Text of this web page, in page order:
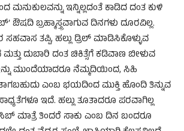
ಮನುಕುಲವನ್ನು ಇನ್ನಿಲ್ಲದಂತೆ ಕಾಡಿದ ದಂತ ಕುಳಿ
ಔಷದಿ ಬ್ರಹ್ಮಾಸ್ತ್ರವಾಗುವ ದಿನಗಳು ದೂರವಿಲ್ಲ.
ಸಹವಾಸ ತಪ್ಪಿ, ಹಲ್ಲು ಡ್ರಿಲ್ ಮಾಡಿಸಿಕೊಳ್ಳುವ
ದುಬಾರಿ ದಂತ ಚಿಕಿತ್ಸೆಗೆ ಕಡಿವಾಣ ಬೀಳುವ
ಮುಂದೆಯಾದರೂ ನೆಮ್ಮದಿಯಿಂದ, ಸಿಹಿ
ಎಂಬ ಭಯದಿಂದ ಮುಕ್ತಿ ಹೊಂದಿ ತಿನ್ನುವ
ಇದೆ. ಹಲ್ಲು ತೂತಾದರೂ ಪರವಾಗಿಲ್ಲ
ಮಾತ್ರೆ ತಿಂದರೆ ಸಾಕು ಎಂಬ ದಿನ ಬಂದರೂ